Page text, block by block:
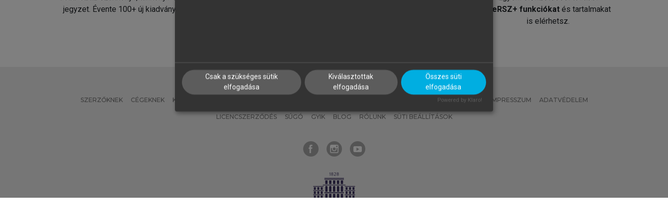
jegyzet. Évente 100+ új kiadvány.
MeRSZ+ funkciókat és tartalmakat
is elérhetsz.
SZERZŐKNEK CÉGEKNEK KÖNYVTÁROSOKNAK MI – ÁLTALÁNOS IRÁNYELVEK IMPRESSZUM ADATVÉDELEM
LICENCSZERZŐDÉS SÚGÓ GYIK BLOG RÓLUNK SÜTI BEÁLLÍTÁSOK
Csak a szükséges sütik
elfogadása
Kiválasztottak
elfogadása
Összes süti
elfogadása
Powered by Klaro!